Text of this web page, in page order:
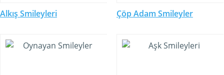
Alkış Smileyleri Çöp Adam Smileyler